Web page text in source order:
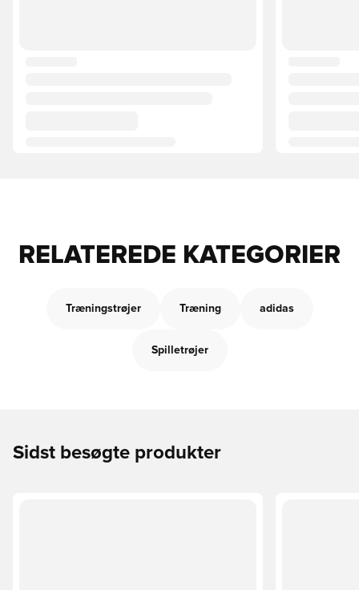
RELATEREDE KATEGORIER
Træningstrøjer Træning adidas
Spilletrøjer
Sidst besøgte produkter